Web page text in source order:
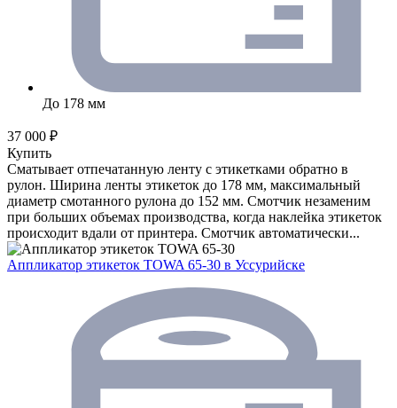
До 178 мм
37 000 ₽
Купить
Сматывает отпечатанную ленту с этикетками обратно в
рулон. Ширина ленты этикеток до 178 мм, максимальный
диаметр смотанного рулона до 152 мм. Смотчик незаменим
при больших объемах производства, когда наклейка этикеток
происходит вдали от принтера. Смотчик автоматически...
Аппликатор этикеток TOWA 65-30 в Уссурийске